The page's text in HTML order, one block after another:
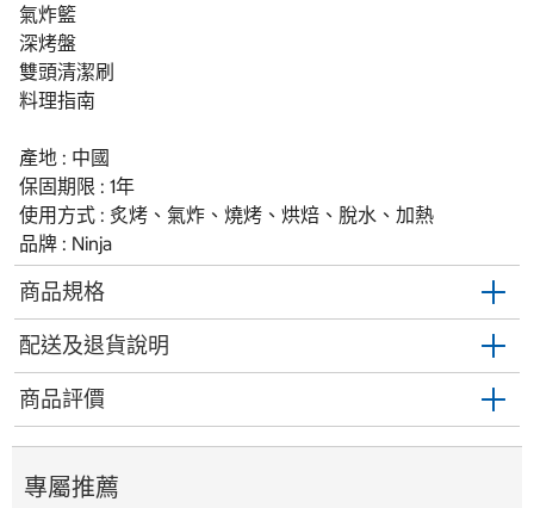
氣炸籃
深烤盤
雙頭清潔刷
料理指南
產地 : 中國
保固期限 : 1年
使用方式 : 炙烤、氣炸、燒烤、烘焙、脫水、加熱
品牌 : Ninja
商品規格
配送及退貨說明
商品評價
專屬推薦